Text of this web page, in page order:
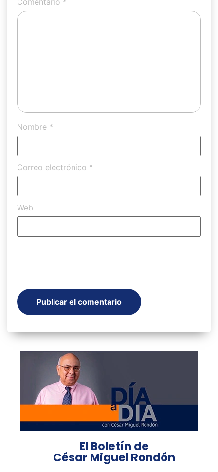
Nombre *
Correo electrónico *
Web
El Boletín de
César Miguel Rondón